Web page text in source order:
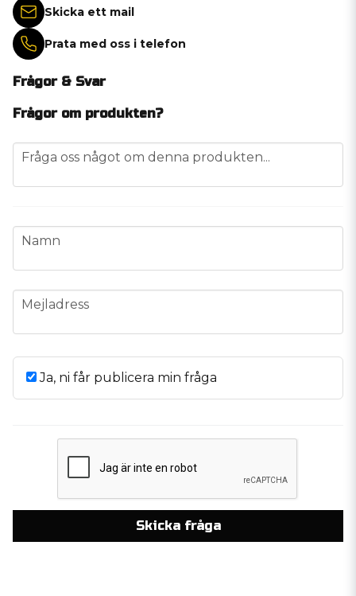
Skicka ett mail
Prata med oss i telefon
Frågor & Svar
Frågor om produkten?
question
Fråga oss något om denna produkten...
name
Namn
email
Mejladress
Ja, ni får publicera min fråga
Skicka fråga